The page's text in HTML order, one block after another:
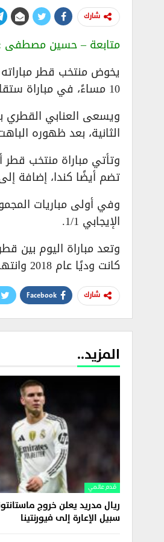
شارك
متابعة – حسين مصطفى
10 مساءً، في مباراة ستقام على أرضية ملعب ليفاي في ولاية كاليفورنيا الأمريكية.
ويسعى العنابي القطري
الثانية، بعد ظهوره الباهت في النسخة
تضم أيضًا كندا، إضافة
وفي أولى مباريات
الإيجابي 1/1.
وتعد مباراة اليوم بين
كانت وديًا عام 2018 وانتهت بفوز قطر 0/1 بهدف أكرم عفيف.
شارك Facebook
المزيد..
قدم عالمي
ريال مدريد يعلن خروج
سبيل الإعارة إلى فيورنتينا